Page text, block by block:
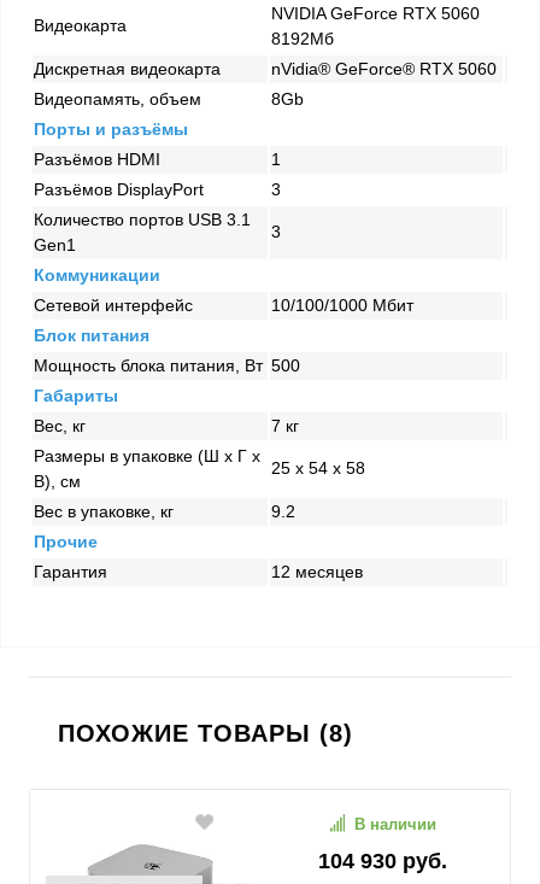
Видеокарта
NVIDIA GeForce RTX 5060
8192Мб
Дискретная видеокарта
nVidia® GeForce® RTX 5060
Видеопамять, объем
8Gb
Порты и разъёмы
Разъёмов HDMI
1
Разъёмов DisplayPort
3
Количество портов USB 3.1
Gen1
3
Коммуникации
Сетевой интерфейс
10/100/1000 Mбит
Блок питания
Мощность блока питания, Вт 500
Габариты
Вес, кг
7 кг
Размеры в упаковке (Ш x Г x
В), см
25 x 54 x 58
Вес в упаковке, кг
9.2
Прочие
Гарантия
12 месяцев
ПОХОЖИЕ ТОВАРЫ (8)
104 930 руб.
В наличии